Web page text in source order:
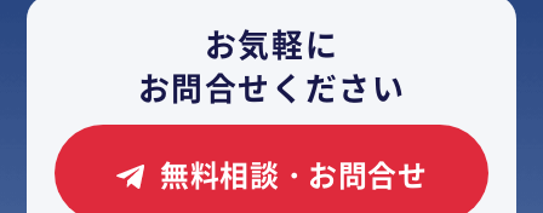
お気軽に
お問合せください
無料相談・お問合せ